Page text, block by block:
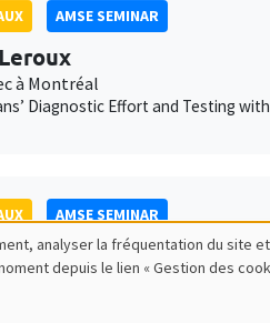
AMSE SEMINAR
à Montréal
Diagnostic Effort and Testing
AMSE SEMINAR
analyser la fréquentation du site
depuis le lien « Gestion des